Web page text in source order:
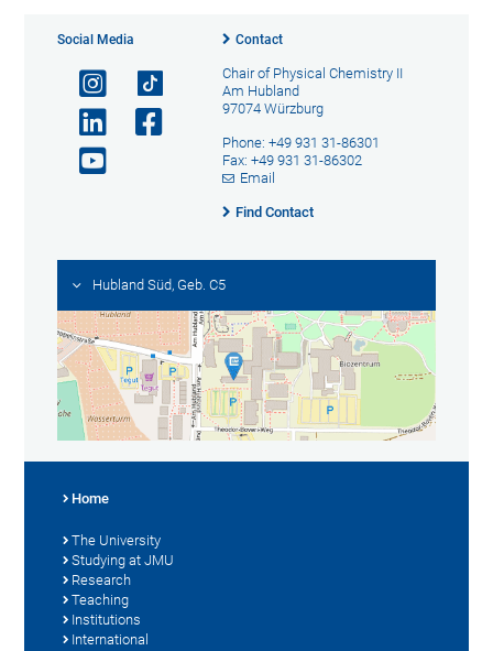
Social Media Contact
Chair of Physical Chemistry II
Am Hubland
97074 Würzburg
Phone: +49 931 31-86301
Fax: +49 931 31-86302
Email
Find Contact
Hubland Süd, Geb. C5
Home
The University
Studying at JMU
Research
Teaching
Institutions
International